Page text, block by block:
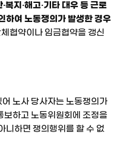
복지·해고·기타 대우 등 근로
하여 노동쟁의가 발생한 경우
협약이나 임금협약을 갱신
어 노사 당사자는 노동쟁의가
보하고 노동위원회에 조정을
니하면 쟁의행위를 할 수 없